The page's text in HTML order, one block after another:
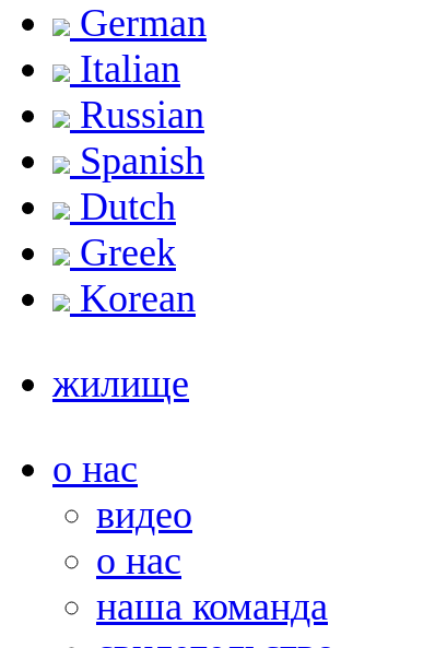
German
Italian
Russian
Spanish
Dutch
Greek
Korean
жилище
о нас
видео
о нас
наша команда